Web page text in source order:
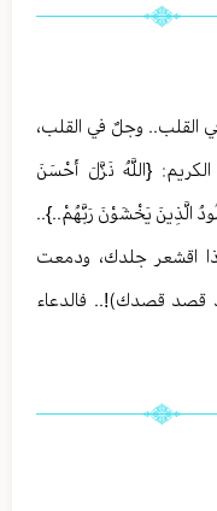
القلب.. وجلٌ في القلب،
{اللَّهُ نَزَّلَ أَحْسَنَ
الَّذِينَ يَخْشَوْنَ رَبَّهُمْ..}..
اقشعر جلدك، ودمعت
قصد قصدك)!.. فالدعاء